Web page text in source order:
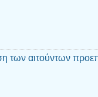
των αιτούντων